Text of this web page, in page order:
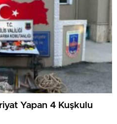
Yapan 4 Kuşkulu